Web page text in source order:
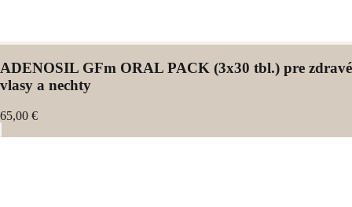
ADENOSIL GFm ORAL PACK (3x30 tbl.) pre zdravé
vlasy a nechty
65,00 €